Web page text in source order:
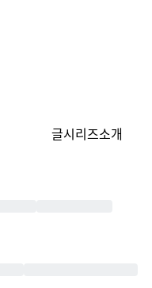
글시리즈소개